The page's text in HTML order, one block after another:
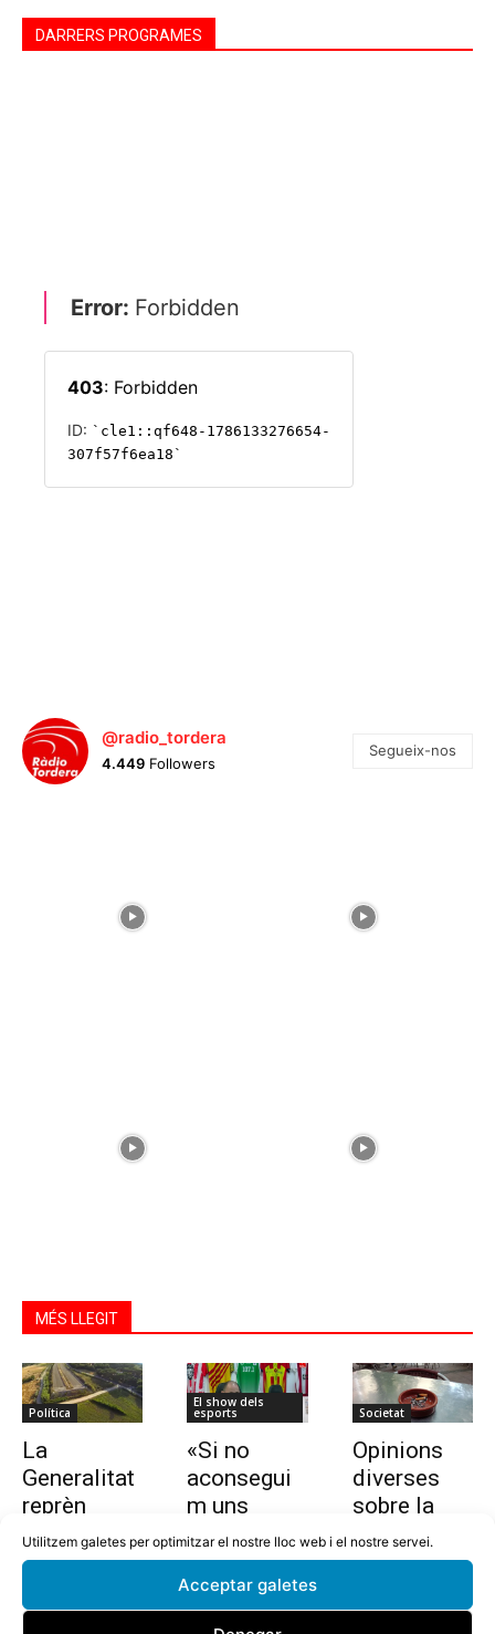
Utilitzem galetes per optimitzar el nostre lloc web i el nostre servei.
Acceptar galetes
DARRERS PROGRAMES
@radio_tordera
4.449 Followers
Segueix-nos
MÉS LLEGIT
Política
La
Generalitat
reprèn
l’estudi per
allargar la
Tordera
El show dels
esports
«Si no
aconsegui
m uns
10.000
euros en
dues
setmanes,
Societat
Opinions
diverses
sobre la
nova llei
que vol
fumar a les